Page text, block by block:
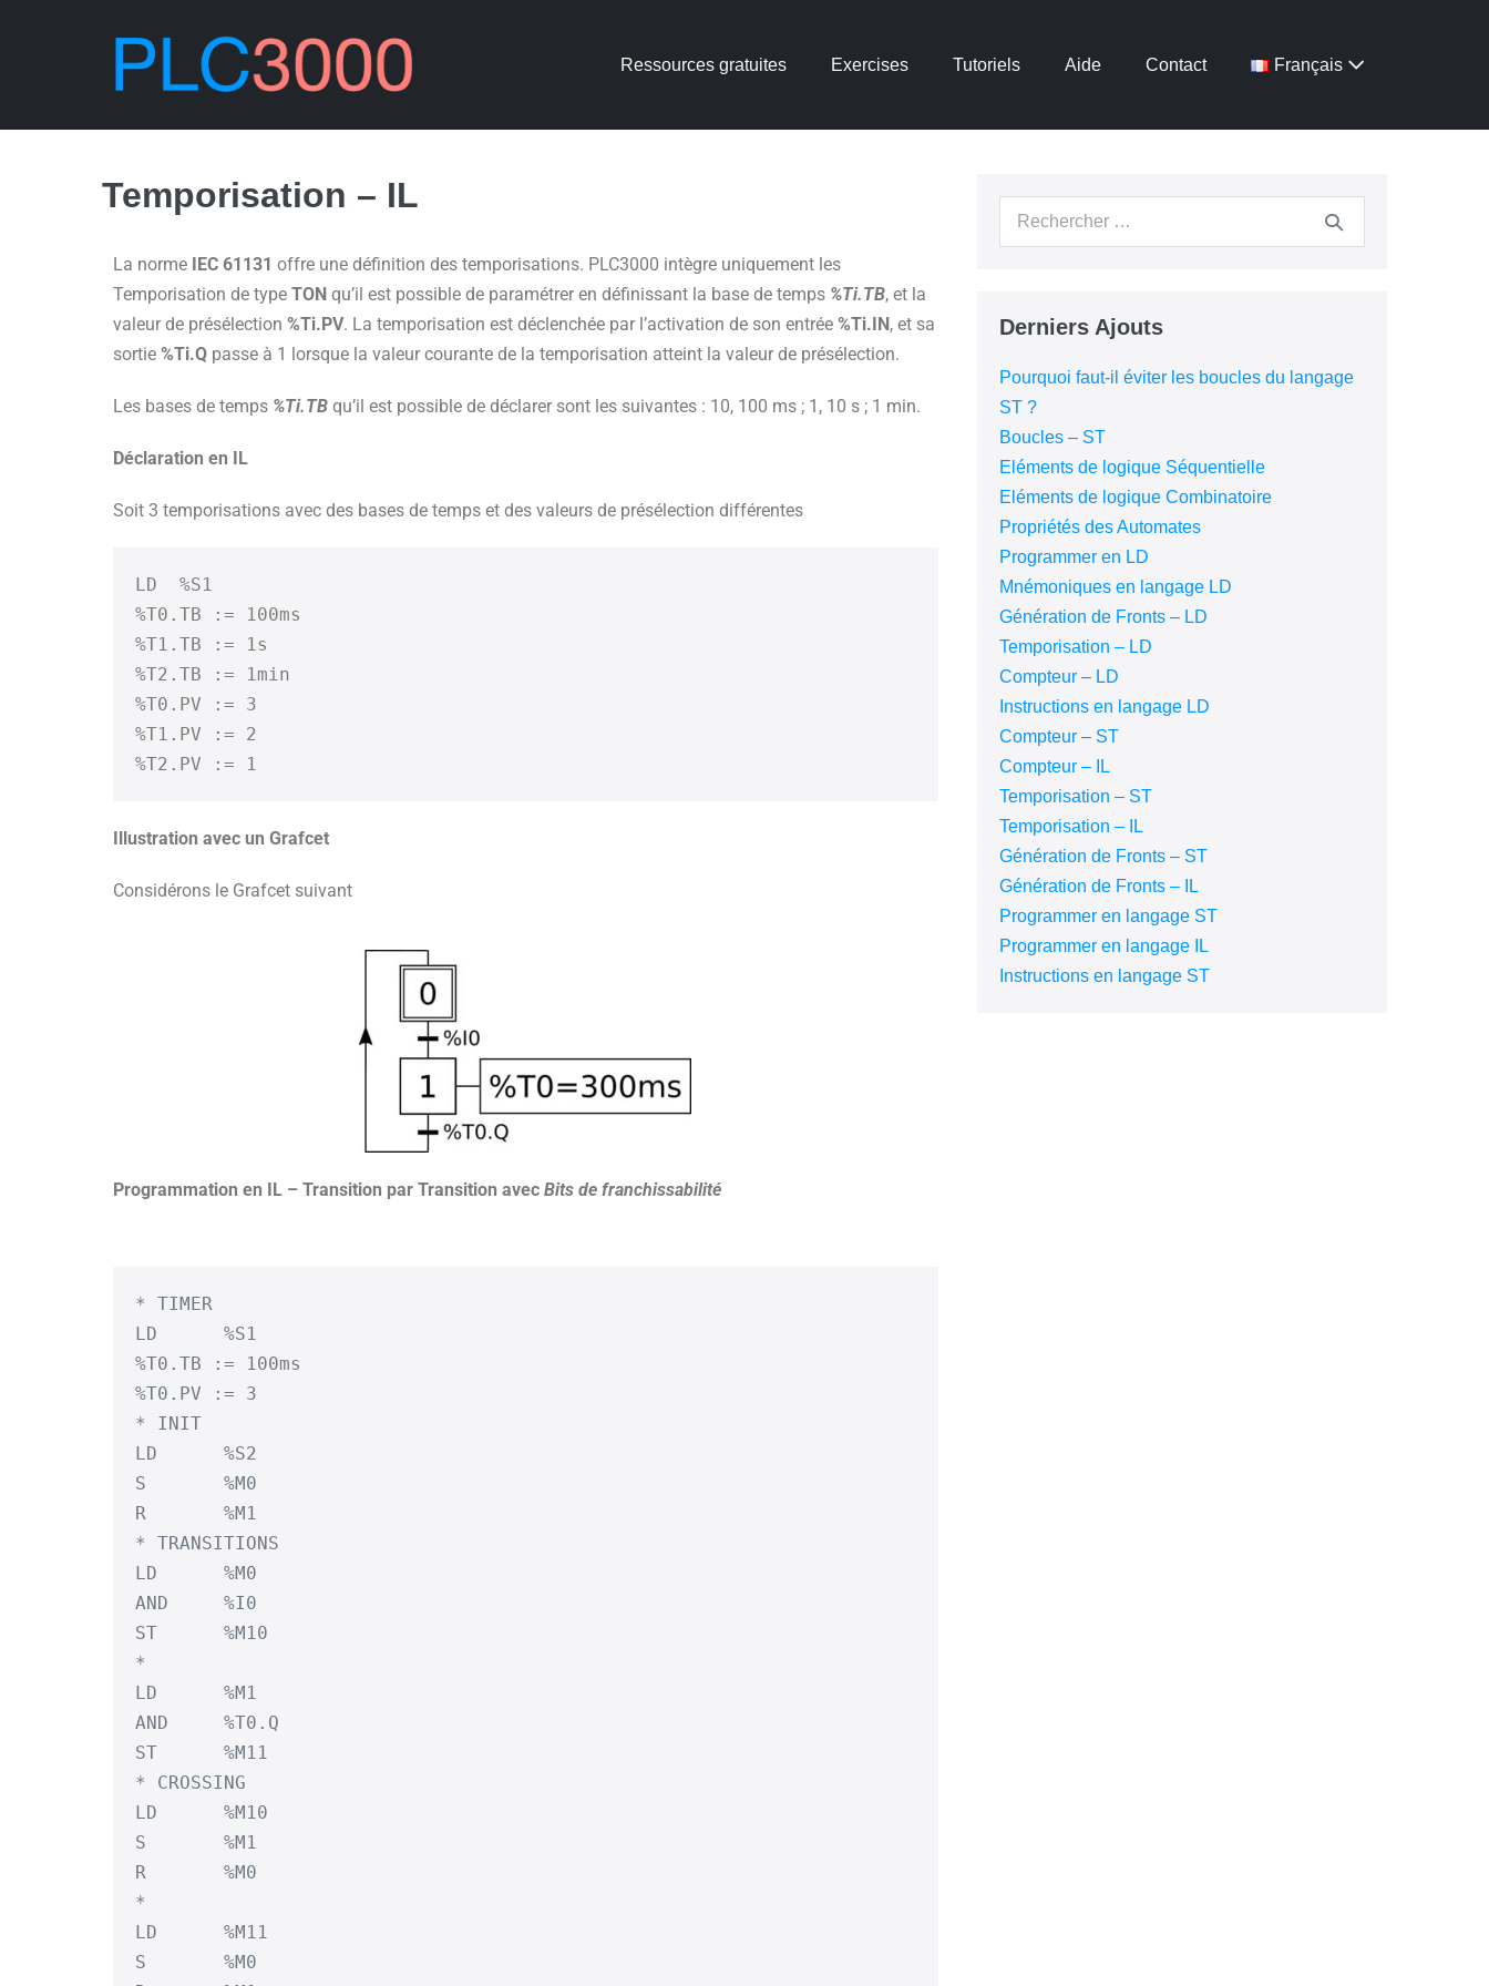
Ressources gratuites Exercises Tutoriels Aide Contact Français
Temporisation – IL
La norme IEC 61131 offre une définition des temporisations. PLC3000 intègre uniquement les
Temporisation de type TON qu’il est possible de paramétrer en définissant la base de temps %Ti.TB, et la
valeur de présélection %Ti.PV. La temporisation est déclenchée par l’activation de son entrée %Ti.IN, et sa
sortie %Ti.Q passe à 1 lorsque la valeur courante de la temporisation atteint la valeur de présélection.
Les bases de temps %Ti.TB qu’il est possible de déclarer sont les suivantes : 10, 100 ms ; 1, 10 s ; 1 min.
Déclaration en IL
Soit 3 temporisations avec des bases de temps et des valeurs de présélection différentes
LD  %S1
%T0.TB := 100ms
%T1.TB := 1s
%T2.TB := 1min
%T0.PV := 3
%T1.PV := 2
Illustration avec un Grafcet
Considérons le Grafcet suivant
Programmation en IL – Transition par Transition avec Bits de franchissabilité
* TIMER
LD	%S1
%T0.TB := 100ms
%T0.PV := 3
* INIT
LD	%S2
S	%M0
R	%M1
* TRANSITIONS
LD	%M0
AND	%I0
ST	%M10
*
LD	%M1
AND	%T0.Q
ST	%M11
* CROSSING
LD	%M10
S	%M1
R	%M0
*
LD	%M11
S	%M0
Derniers Ajouts
Pourquoi faut-il éviter les boucles du langage
ST ?
Boucles – ST
Eléments de logique Séquentielle
Eléments de logique Combinatoire
Propriétés des Automates
Programmer en LD
Mnémoniques en langage LD
Génération de Fronts – LD
Temporisation – LD
Compteur – LD
Instructions en langage LD
Compteur – ST
Compteur – IL
Temporisation – ST
Temporisation – IL
Génération de Fronts – ST
Génération de Fronts – IL
Programmer en langage ST
Programmer en langage IL
Instructions en langage ST